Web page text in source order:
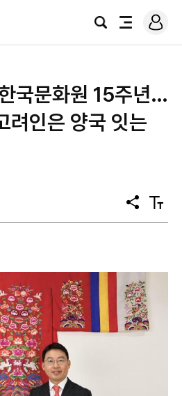
검
전
로
그
국문화원 15주년…
려인은 양국 잇는
공
유
텍
스